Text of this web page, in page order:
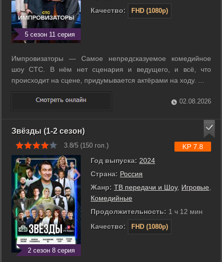
5 сезон 11 серия
Качество:
FHD (1080p)
Импровизаторы — Самое непредсказуемое комедийное
шоу СТС. В нём нет сценария и ведущего, и всё, что
происходит на сцене, придумывается актёрами на ходу. ...
02.08.2026
Звёзды (1-2 сезон)
3.8/5 (150 гол.)
2 сезон 8 серия
Год выпуска: 2024
Страна: Россия
Жанр: ТВ передачи и Шоу, Игровые
Комедийные
Продолжительность: 1 ч 12 мин
Качество:
FHD (1080p)
KP 7.8